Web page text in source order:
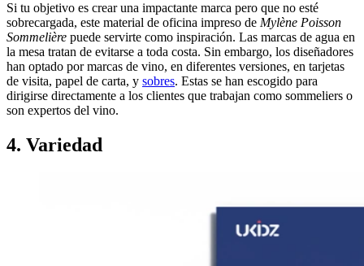
Si tu objetivo es crear una impactante marca pero que no esté
sobrecargada, este material de oficina impreso de Mylène Poisson
Sommelière puede servirte como inspiración. Las marcas de agua en
la mesa tratan de evitarse a toda costa. Sin embargo, los diseñadores
han optado por marcas de vino, en diferentes versiones, en tarjetas
de visita, papel de carta, y sobres. Estas se han escogido para
dirigirse directamente a los clientes que trabajan como sommeliers o
son expertos del vino.
4. Variedad